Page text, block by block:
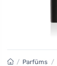
/ Parfüms /